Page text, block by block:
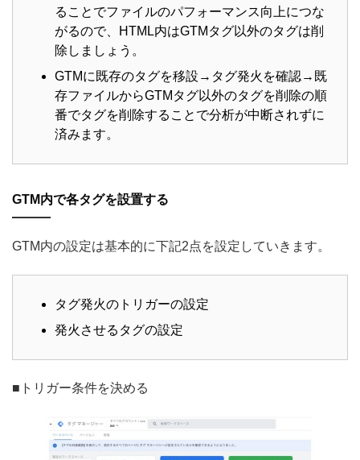
ることでファイルのパフォーマンス向上につな
がるので、HTML内はGTMタグ以外のタグは削
除しましょう。
GTMに既存のタグを移設→タグ発火を確認→既
存ファイルからGTMタグ以外のタグを削除の順
番でタグを削除することで分析が中断されずに
済みます。
GTM内で各タグを設置する
GTM内の設定は基本的に下記2点を設定していきます。
タグ発火のトリガーの設定
発火させるタグの設定
■トリガー条件を決める